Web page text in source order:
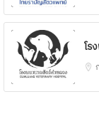
โร